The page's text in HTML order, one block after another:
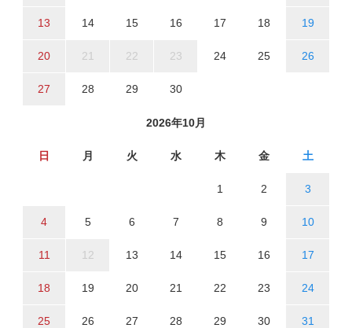
13 14 15 16 17 18 19
20 21 22 23 24 25 26
27 28 29 30
2026年10月
日 月 火 水 木 金 土
1 2 3
4 5 6 7 8 9 10
11 12 13 14 15 16 17
18 19 20 21 22 23 24
25 26 27 28 29 30 31